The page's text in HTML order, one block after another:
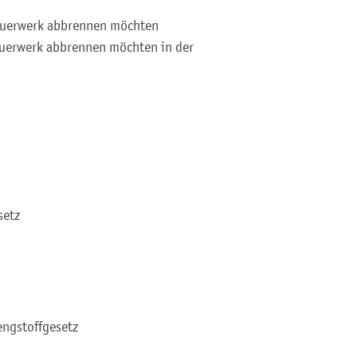
abbrennen möchten
abbrennen möchten in der